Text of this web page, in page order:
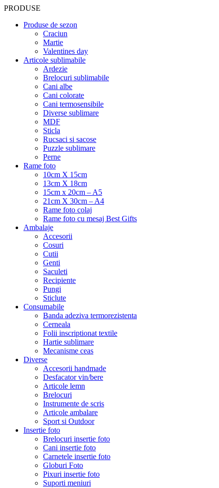
PRODUSE
Produse de sezon
Craciun
Martie
Valentines day
Articole sublimabile
Ardezie
Brelocuri sublimabile
Cani albe
Cani colorate
Cani termosensibile
Diverse sublimare
MDF
Sticla
Rucsaci si sacose
Puzzle sublimare
Perne
Rame foto
10cm X 15cm
13cm X 18cm
15cm x 20cm – A5
21cm X 30cm – A4
Rame foto colaj
Rame foto cu mesaj Best Gifts
Ambalaje
Accesorii
Cosuri
Cutii
Genti
Saculeti
Recipiente
Pungi
Sticlute
Consumabile
Banda adeziva termorezistenta
Cerneala
Folii inscriptionat textile
Hartie sublimare
Mecanisme ceas
Diverse
Accesorii handmade
Desfacator vin/bere
Articole lemn
Brelocuri
Instrumente de scris
Articole ambalare
Sport si Outdoor
Insertie foto
Brelocuri insertie foto
Cani insertie foto
Carnetele insertie foto
Globuri Foto
Pixuri insertie foto
Suporti meniuri